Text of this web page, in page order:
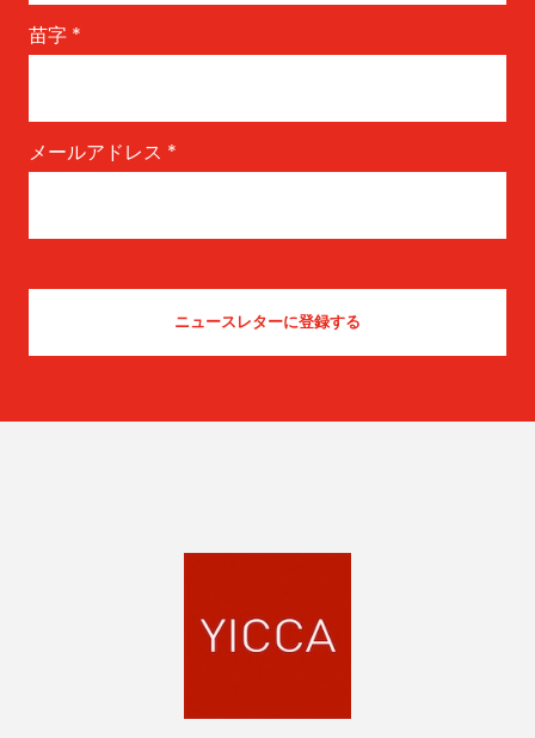
苗字 *
メールアドレス *